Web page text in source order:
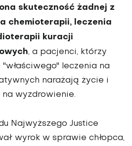
skuteczność żadnej z
chemioterapii, leczenia
kuracji
, a pacjenci, którzy
leczenia na
narażają życie i
wyzdrowienie.
Najwyższego Justice
wyrok w sprawie chłopca,